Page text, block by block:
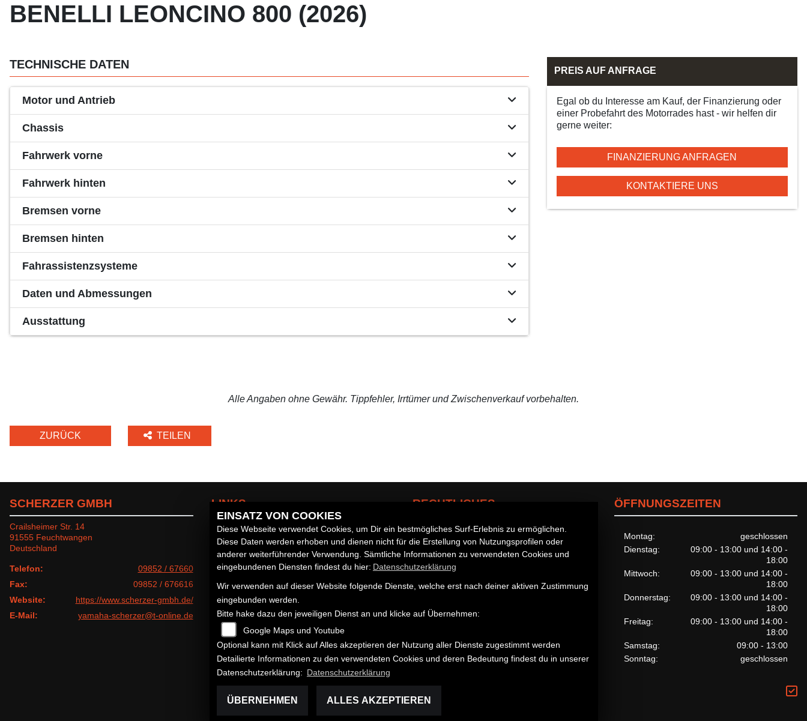
BENELLI LEONCINO 800 (2026)
TECHNISCHE DATEN
Motor und Antrieb
Chassis
Fahrwerk vorne
Fahrwerk hinten
Bremsen vorne
Bremsen hinten
Fahrassistenzsysteme
Daten und Abmessungen
Ausstattung
PREIS AUF ANFRAGE
Egal ob du Interesse am Kauf, der Finanzierung oder
einer Probefahrt des Motorrades hast - wir helfen dir
gerne weiter:
FINANZIERUNG ANFRAGEN
KONTAKTIERE UNS
Alle Angaben ohne Gewähr. Tippfehler, Irrtümer und Zwischenverkauf vorbehalten.
ZURÜCK TEILEN
SCHERZER GMBH
Crailsheimer Str. 14
91555 Feuchtwangen
Deutschland
Telefon:
09852 / 67660
Fax:
09852 / 676616
Website:
https://www.scherzer-gmbh.de/
E-Mail:
yamaha-scherzer@t-online.de
LINKS
Unternehmen
Neufahrzeuge
Service
RECHTLICHES
AGB
Impressum
Datenschutz
ÖFFNUNGSZEITEN
Montag:
geschlossen
Dienstag:
09:00 - 13:00 und 14:00 -
18:00
Mittwoch:
09:00 - 13:00 und 14:00 -
18:00
Donnerstag:
09:00 - 13:00 und 14:00 -
18:00
Freitag:
09:00 - 13:00 und 14:00 -
18:00
Samstag:
09:00 - 13:00
Sonntag:
geschlossen
EINSATZ VON COOKIES
Diese Webseite verwendet Cookies, um Dir ein bestmögliches Surf-Erlebnis zu ermöglichen.
Diese Daten werden erhoben und dienen nicht für die Erstellung von Nutzungsprofilen oder
anderer weiterführender Verwendung. Sämtliche Informationen zu verwendeten Cookies und
eingebundenen Diensten findest du hier: Datenschutzerklärung
Wir verwenden auf dieser Website folgende Dienste, welche erst nach deiner aktiven Zustimmung
eingebunden werden.
Bitte hake dazu den jeweiligen Dienst an und klicke auf Übernehmen:
Google Maps und Youtube
Optional kann mit Klick auf Alles akzeptieren der Nutzung aller Dienste zugestimmt werden
Detailierte Informationen zu den verwendeten Cookies und deren Bedeutung findest du in unserer
Datenschutzerklärung: Datenschutzerklärung
ÜBERNEHMEN ALLES AKZEPTIEREN